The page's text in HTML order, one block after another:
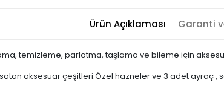
Ürün Açıklaması Garanti
temizleme, parlatma, taşlama ve bileme için
aksesuar çeşitleri.Özel hazneler ve 3 adet ayraç